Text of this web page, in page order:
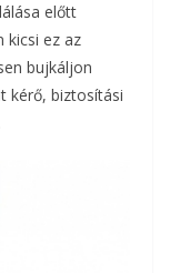
előtt
kicsi ez az
bujkáljon
kérő, biztosítási